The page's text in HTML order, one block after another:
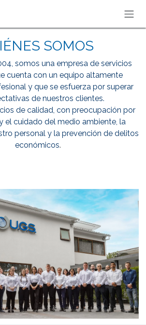
SOMOS
somos una empresa de servicios
cuenta con un equipo altamente
y que se esfuerza por superar
de nuestros clientes.
de calidad, con preocupación por
el cuidado del medio ambiente, la
personal y la prevención de delitos
económicos.